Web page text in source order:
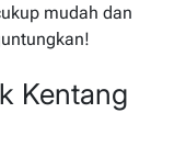
mudah dan
Kentang